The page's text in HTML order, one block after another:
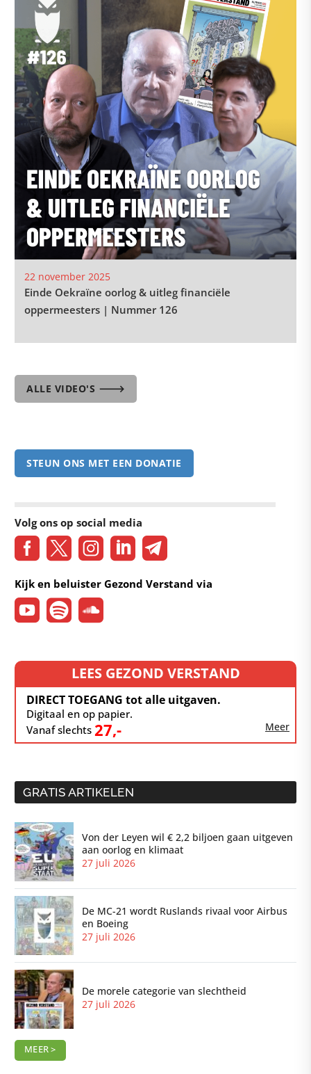
22 november 2025
Einde Oekraïne oorlog & uitleg financiële
oppermeesters | Nummer 126
ALLE VIDEO'S 🡒
STEUN ONS MET EEN DONATIE
Volg ons op social media
Kijk en beluister Gezond Verstand via
LEES GEZOND VERSTAND
DIRECT TOEGANG tot alle uitgaven.
Digitaal en op papier.
Vanaf slechts 27,- Meer
GRATIS ARTIKELEN
Von der Leyen wil € 2,2 biljoen gaan uitgeven
aan oorlog en klimaat
27 juli 2026
De MC-21 wordt Ruslands rivaal voor Airbus
en Boeing
27 juli 2026
De morele categorie van slechtheid
27 juli 2026
MEER >